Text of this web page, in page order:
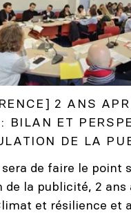
2 ANS
BILAN ET
DE LA
de faire le point
de la publicité, 2
et résilience et